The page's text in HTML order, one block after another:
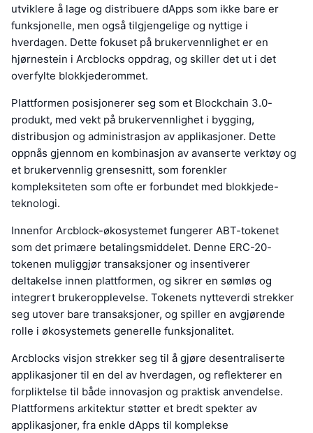
utviklere å lage og distribuere dApps som ikke bare er
funksjonelle, men også tilgjengelige og nyttige i
hverdagen. Dette fokuset på brukervennlighet er en
hjørnestein i Arcblocks oppdrag, og skiller det ut i det
overfylte blokkjederommet.
Plattformen posisjonerer seg som et Blockchain 3.0-
produkt, med vekt på brukervennlighet i bygging,
distribusjon og administrasjon av applikasjoner. Dette
oppnås gjennom en kombinasjon av avanserte verktøy og
et brukervennlig grensesnitt, som forenkler
kompleksiteten som ofte er forbundet med blokkjede-
teknologi.
Innenfor Arcblock-økosystemet fungerer ABT-tokenet
som det primære betalingsmiddelet. Denne ERC-20-
tokenen muliggjør transaksjoner og insentiverer
deltakelse innen plattformen, og sikrer en sømløs og
integrert brukeropplevelse. Tokenets nytteverdi strekker
seg utover bare transaksjoner, og spiller en avgjørende
rolle i økosystemets generelle funksjonalitet.
Arcblocks visjon strekker seg til å gjøre desentraliserte
applikasjoner til en del av hverdagen, og reflekterer en
forpliktelse til både innovasjon og praktisk anvendelse.
Plattformens arkitektur støtter et bredt spekter av
applikasjoner, fra enkle dApps til komplekse